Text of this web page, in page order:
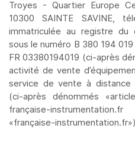
Troyes - Quartier Europe
10300 SAINTE SAVINE,
immatriculée au registre du
sous le numéro B 380 194
FR 03380194019 (ci-après
activité de vente
service de vente à distance
(ci-après dénommés
française-
«française-